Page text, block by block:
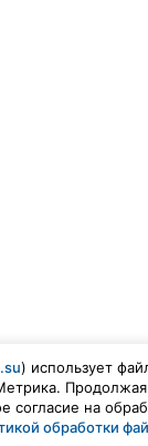
) использует
Продолжая
согласие на
обработки